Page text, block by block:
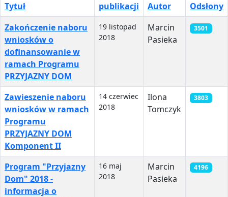
Spis artykułów
Tytuł
publikacji
Autor
Odsłony
Zakończenie naboru
wniosków o
dofinansowanie w
ramach Programu
PRZYJAZNY DOM
19 listopad
2018
Marcin
Pasieka
3501
Zawieszenie naboru
wniosków w ramach
Programu
PRZYJAZNY DOM
Komponent II
14 czerwiec
2018
Ilona
Tomczyk
3803
Program "Przyjazny
Dom" 2018 -
informacja o
16 maj
2018
Marcin
Pasieka
4196